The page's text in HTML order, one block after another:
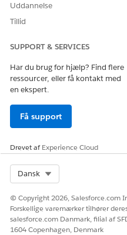
Uddannelse
Tillid
SUPPORT & SERVICES
Har du brug for hjælp? Find flere
ressourcer, eller få kontakt med
en ekspert.
Få support
Drevet afExperience Cloud
Dansk
© Copyright 2026, Salesforce.com
Forskellige varemærker tilhører
salesforce.com Danmark, filial af
1604 Copenhagen, Denmark